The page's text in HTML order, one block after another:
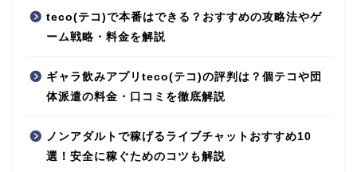
teco(テコ)で本番はできる？おすすめの攻略法やゲ
ーム戦略・料金を解説
ギャラ飲みアプリteco(テコ)の評判は？個テコや団
体派遣の料金・口コミを徹底解説
ノンアダルトで稼げるライブチャットおすすめ10
選！安全に稼ぐためのコツも解説